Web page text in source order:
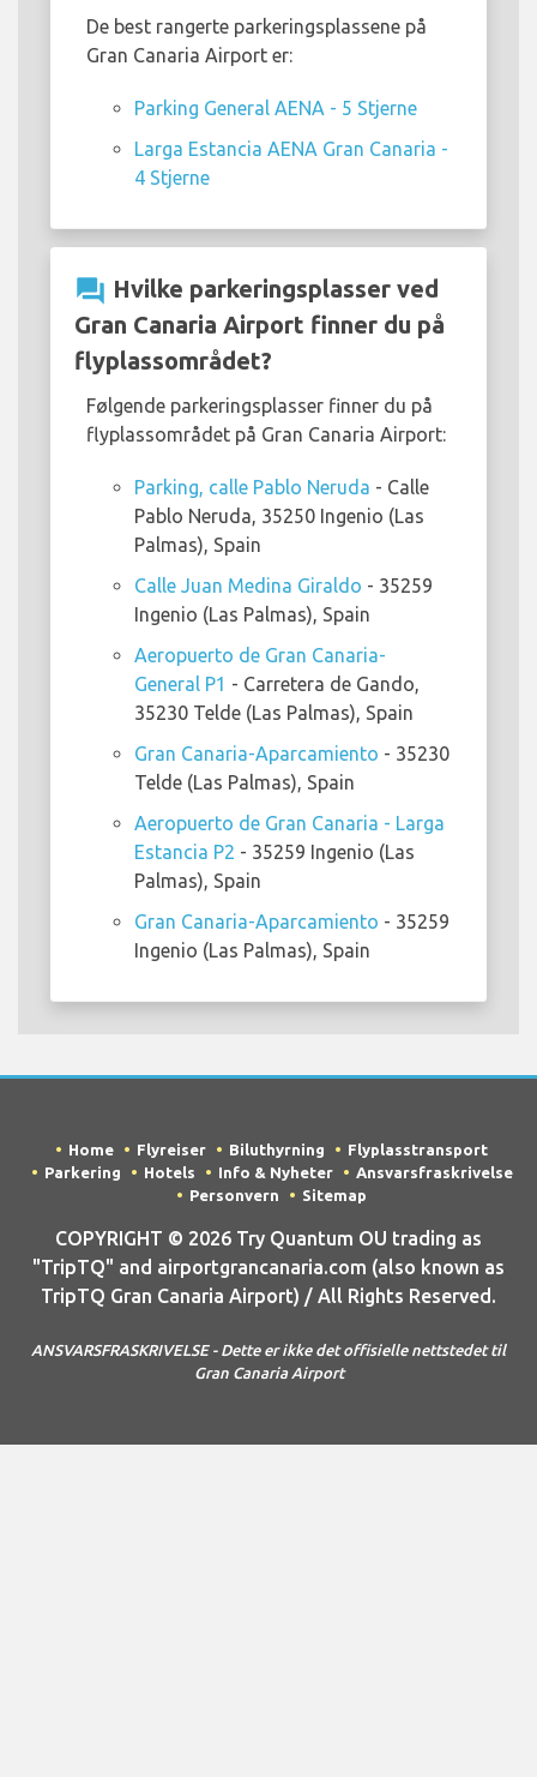
De best rangerte parkeringsplassene på
Gran Canaria Airport er:
Parking General AENA - 5 Stjerne
Larga Estancia AENA Gran Canaria -
4 Stjerne
question_answer Hvilke parkeringsplasser ved
Gran Canaria Airport finner du på
flyplassområdet?
Følgende parkeringsplasser finner du på
flyplassområdet på Gran Canaria Airport:
Parking, calle Pablo Neruda - Calle
Pablo Neruda, 35250 Ingenio (Las
Palmas), Spain
Calle Juan Medina Giraldo - 35259
Ingenio (Las Palmas), Spain
Aeropuerto de Gran Canaria-
General P1 - Carretera de Gando,
35230 Telde (Las Palmas), Spain
Gran Canaria-Aparcamiento - 35230
Telde (Las Palmas), Spain
Aeropuerto de Gran Canaria - Larga
Estancia P2 - 35259 Ingenio (Las
Palmas), Spain
Gran Canaria-Aparcamiento - 35259
Ingenio (Las Palmas), Spain
Home Flyreiser Biluthyrning
Flyplasstransport
Parkering
Hotels Info & Nyheter
Ansvarsfraskrivelse
Personvern
Sitemap
COPYRIGHT © 2026 Try Quantum OU trading as
"TripTQ" and airportgrancanaria.com (also known as
TripTQ Gran Canaria Airport) / All Rights Reserved.
ANSVARSFRASKRIVELSE - Dette er ikke det offisielle nettstedet til
Gran Canaria Airport